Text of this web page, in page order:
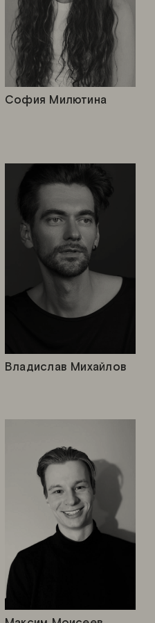
Владислав Михайлов
София Милютина